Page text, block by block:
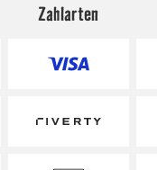
Zahlarten